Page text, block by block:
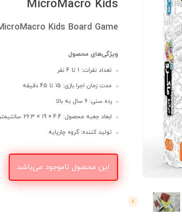
MicroMacro Kids
Kids Board Game
ویژگی‌های محصول
تعداد نفرات: 1 تا 4 نفر
مدت زمان اجرا بازی: 15 تا 45 دقیقه
رده سنی: 6 سال به بالا
ابعاد جعبه محصول: 4.4 × 19 × 26.3 سانتیمتر
تولید کننده: گروه چارپایه
این محصول ناموجود می‌باشد